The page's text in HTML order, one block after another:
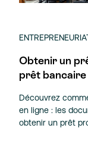
Obtenir un
prêt
Découvrez
en ligne : les
obtenir un prêt